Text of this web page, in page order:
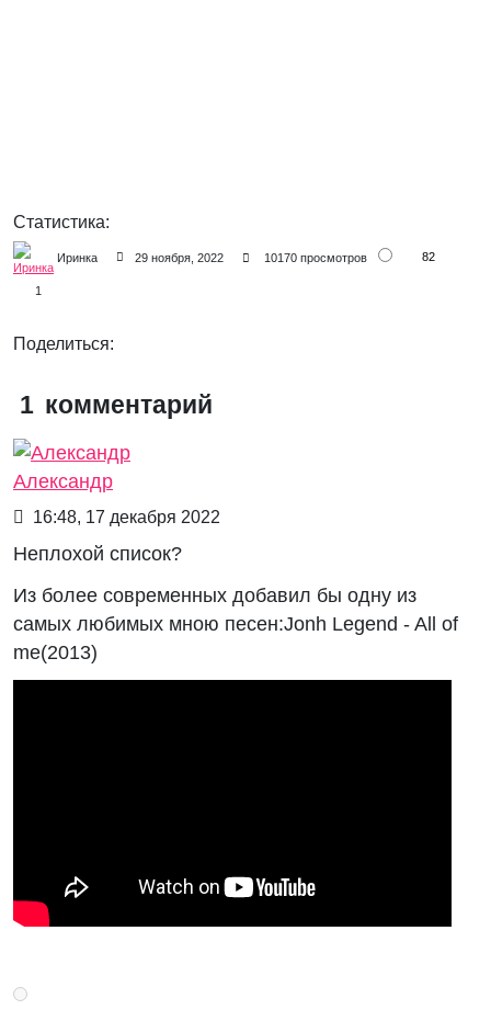
Статистика:
Иринка 29 ноября, 2022 10170 просмотров 82
1
Поделиться:
1 комментарий
Александр
16:48, 17 декабря 2022
Неплохой cписок?
Из более современных добавил бы одну из
самых любимых мною песен:Jonh Legend - All of
me(2013)